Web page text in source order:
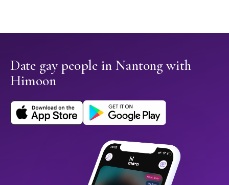
Date gay people in Nantong with
Himoon